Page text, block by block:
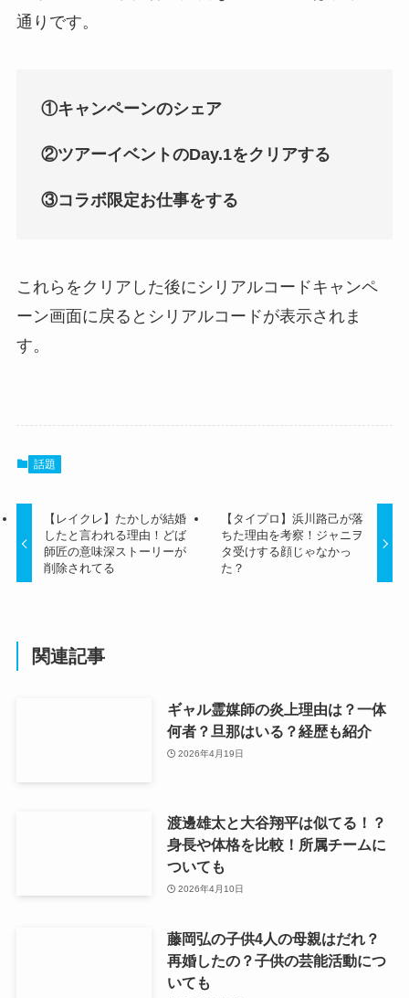
通りです。
①キャンペーンのシェア
②ツアーイベントのDay.1をクリアする
③コラボ限定お仕事をする
これらをクリアした後にシリアルコードキャンペ
ーン画面に戻るとシリアルコードが表示されま
す。
話題
【レイクレ】たかしが結婚
したと言われる理由！どば
師匠の意味深ストーリーが
削除されてる
【タイプロ】浜川路己が落
ちた理由を考察！ジャニヲ
タ受けする顔じゃなかっ
た？
関連記事
ギャル霊媒師の炎上理由は？一体
何者？旦那はいる？経歴も紹介
2026年4月19日
渡邊雄太と大谷翔平は似てる！？
身長や体格を比較！所属チームに
ついても
2026年4月10日
藤岡弘の子供4人の母親はだれ？
再婚したの？子供の芸能活動につ
いても